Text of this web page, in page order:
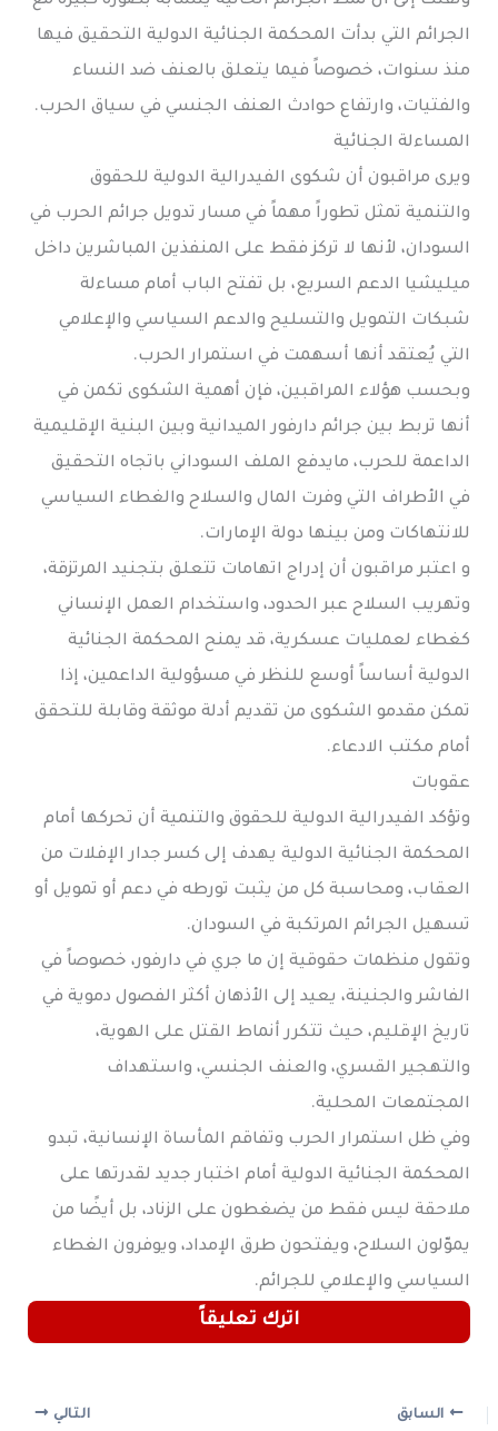
الجرائم التي بدأت المحكمة الجنائية الدولية التحقيق فيها
منذ سنوات، خصوصاً فيما يتعلق بالعنف ضد النساء
والفتيات، وارتفاع حوادث العنف الجنسي في سياق الحرب.
المساءلة الجنائية
ويرى مراقبون أن شكوى الفيدرالية الدولية للحقوق
والتنمية تمثل تطوراً مهماً في مسار تدويل جرائم الحرب في
السودان، لأنها لا تركز فقط على المنفذين المباشرين داخل
ميليشيا الدعم السريع، بل تفتح الباب أمام مساءلة
شبكات التمويل والتسليح والدعم السياسي والإعلامي
التي يُعتقد أنها أسهمت في استمرار الحرب.
وبحسب هؤلاء المراقبين، فإن أهمية الشكوى تكمن في
أنها تربط بين جرائم دارفور الميدانية وبين البنية الإقليمية
الداعمة للحرب، مايدفع الملف السوداني باتجاه التحقيق
في الأطراف التي وفرت المال والسلاح والغطاء السياسي
للانتهاكات ومن بينها دولة الإمارات.
و اعتبر مراقبون أن إدراج اتهامات تتعلق بتجنيد المرتزقة،
وتهريب السلاح عبر الحدود، واستخدام العمل الإنساني
كغطاء لعمليات عسكرية، قد يمنح المحكمة الجنائية
الدولية أساساً أوسع للنظر في مسؤولية الداعمين، إذا
تمكن مقدمو الشكوى من تقديم أدلة موثقة وقابلة للتحقق
أمام مكتب الادعاء.
عقوبات
وتؤكد الفيدرالية الدولية للحقوق والتنمية أن تحركها أمام
المحكمة الجنائية الدولية يهدف إلى كسر جدار الإفلات من
العقاب، ومحاسبة كل من يثبت تورطه في دعم أو تمويل أو
تسهيل الجرائم المرتكبة في السودان.
وتقول منظمات حقوقية إن ما جري في دارفور، خصوصاً في
الفاشر والجنينة، يعيد إلى الأذهان أكثر الفصول دموية في
تاريخ الإقليم، حيث تتكرر أنماط القتل على الهوية،
والتهجير القسري، والعنف الجنسي، واستهداف
المجتمعات المحلية.
وفي ظل استمرار الحرب وتفاقم المأساة الإنسانية، تبدو
المحكمة الجنائية الدولية أمام اختبار جديد لقدرتها على
ملاحقة ليس فقط من يضغطون على الزناد، بل أيضًا من
يموّلون السلاح، ويفتحون طرق الإمداد، ويوفرون الغطاء
السياسي والإعلامي للجرائم.
اترك تعليقاً
السابق التالي